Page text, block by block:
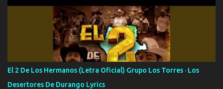
quiso, él tiempo sigue pasando y nunca te olvidaremos, aquí
seguiré esperando hasta volvernos a vernos El recuerdo que yo
tengo de mi mente no se va, en mi corazón me llevo lo mismo que
tu papá, a veces me pongo triste porque no puedo mirarte, mas se
que tu me escuchas porque tu eres mi gran ángel, El desespero me
llega para reunirme contigo, tu iluminas mi sendero por siempre
serás mi niño, del amor que yo te tengo es co...
El 2 De Los Hermanos (Letra Oficial) Grupo Los Torres · Los
Desertores De Durango Lyrics